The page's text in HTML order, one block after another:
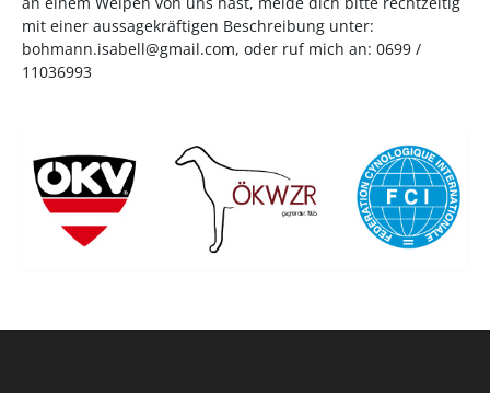
mit einer aussagekräftigen Beschreibung unter:
bohmann.isabell@gmail.com, oder ruf mich an: 0699 /
11036993